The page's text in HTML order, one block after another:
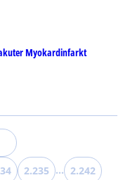
Myokardinfarkt
2.235 … 2.242